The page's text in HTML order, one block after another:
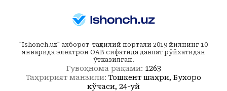
"Ishonch.uz" ахборот-таҳлилий портали 2019 йилнинг 10
январида электрон ОАВ сифатида давлат рўйхатидан
ўтказилган.
Гувоҳнома рақами: 1263
Таҳририят манзили: Тошкент шаҳри, Бухоро
кўчаси, 24-уй